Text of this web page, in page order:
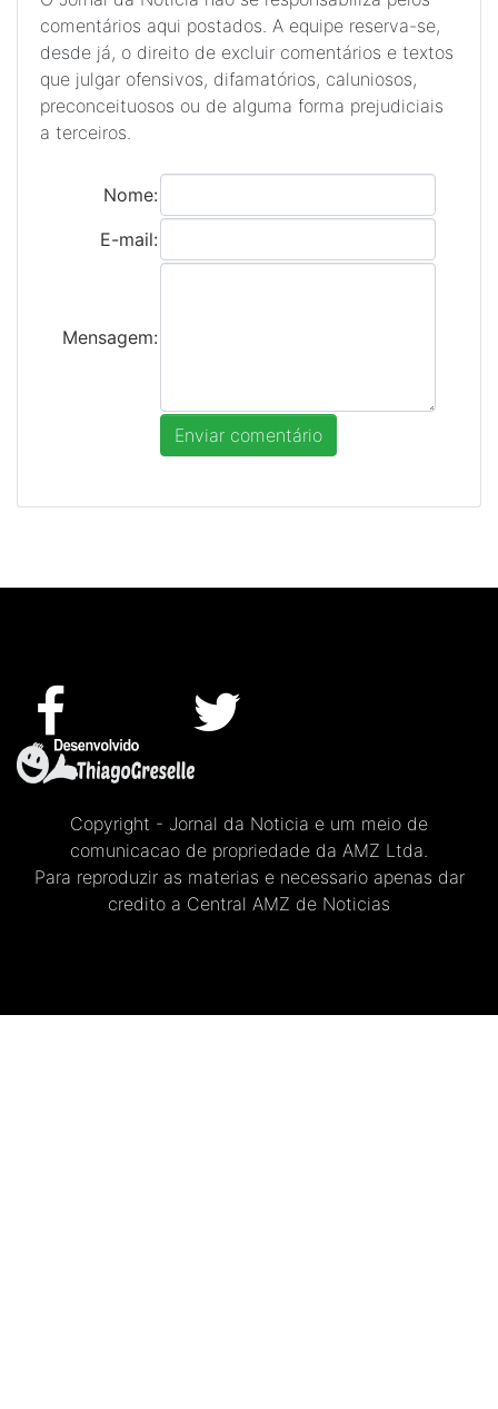
comentários aqui postados. A equipe reserva-se,
desde já, o direito de excluir comentários e textos
que julgar ofensivos, difamatórios, caluniosos,
preconceituosos ou de alguma forma prejudiciais
a terceiros.
Nome:
E-mail:
Mensagem:
Copyright - Jornal da Noticia e um meio de
comunicacao de propriedade da AMZ Ltda.
Para reproduzir as materias e necessario apenas dar
credito a Central AMZ de Noticias